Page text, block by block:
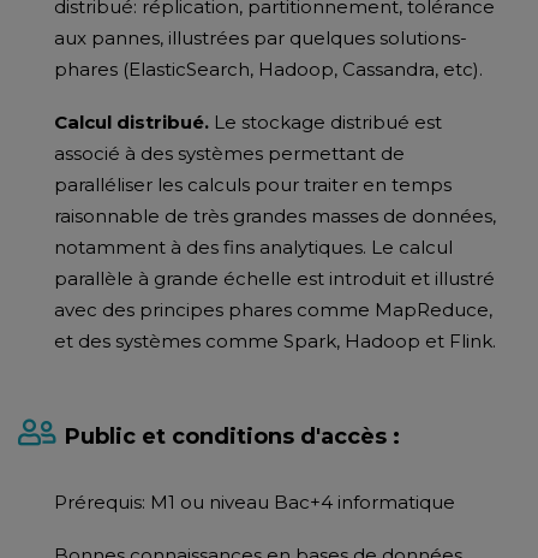
distribué: réplication, partitionnement, tolérance
aux pannes, illustrées par quelques solutions-
phares (ElasticSearch, Hadoop, Cassandra, etc).
Calcul distribué. Le stockage distribué est
associé à des systèmes permettant de
paralléliser les calculs pour traiter en temps
raisonnable de très grandes masses de données,
notamment à des fins analytiques. Le calcul
parallèle à grande échelle est introduit et illustré
avec des principes phares comme MapReduce,
et des systèmes comme Spark, Hadoop et Flink.
Public et conditions d'accès :
Prérequis: M1 ou niveau Bac+4 informatique